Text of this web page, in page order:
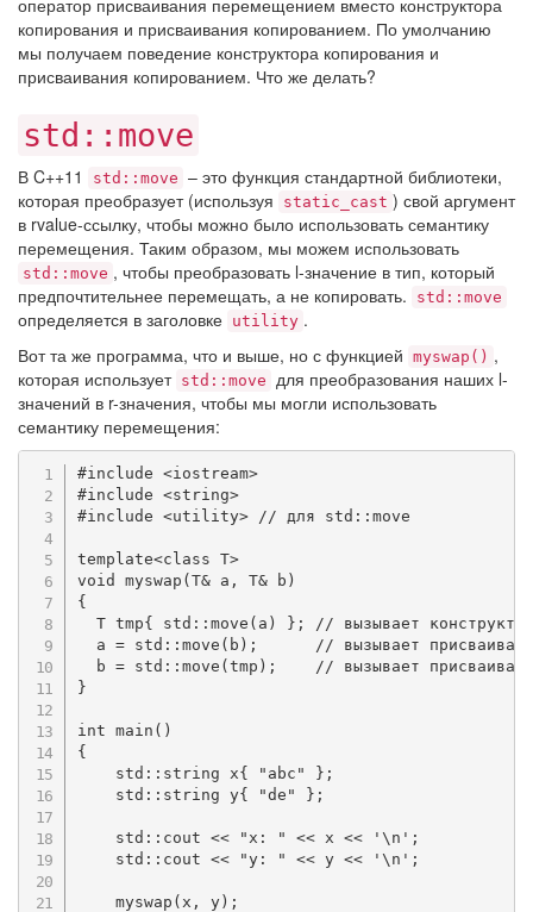
оператор присваивания перемещением вместо конструктора
копирования и присваивания копированием. По умолчанию
мы получаем поведение конструктора копирования и
присваивания копированием. Что же делать?
std::move
В C++11 std::move – это функция стандартной библиотеки,
которая преобразует (используя
static_cast ) свой аргумент
в rvalue-ссылку, чтобы можно было использовать семантику
перемещения. Таким образом, мы можем использовать
std::move , чтобы преобразовать l-значение в тип, который
предпочтительнее перемещать, а не копировать.
std::move
определяется в заголовке utility .
Вот та же программа, что и выше, но с функцией myswap() ,
которая использует std::move для преобразования наших l-
значений в r-значения, чтобы мы могли использовать
семантику перемещения:
#include
<iostream>
#include
<string>
#include <utility> // для std::move
template<class T>
void
myswap (T& a , T& b )
{
  T tmp
{ std ::move ( a ) } ;
// вызывает
  a
= std ::move ( b ) ;
// вызывает
  b
= std ::move (tmp ) ;
// вызывает
}
int main ( )
{
    std
:: string x{ "abc" } ;
    std
:: string y{ "de" } ;
    std
:: cout << "x: " << x << '\n' ;
    std
:: cout << "y: " << y << '\n' ;
myswap ( x , y) ;